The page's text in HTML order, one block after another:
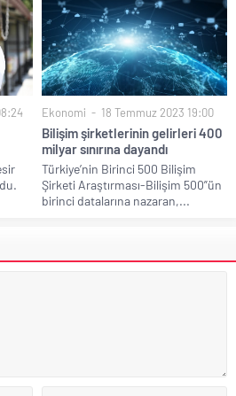
Ekonomi 18 Temmuz 2023 19:00
Bilişim şirketlerinin gelirleri 400
milyar sınırına dayandı
Türkiye’nin Birinci 500 Bilişim
Şirketi Araştırması-Bilişim 500”ün
birinci datalarına nazaran,...